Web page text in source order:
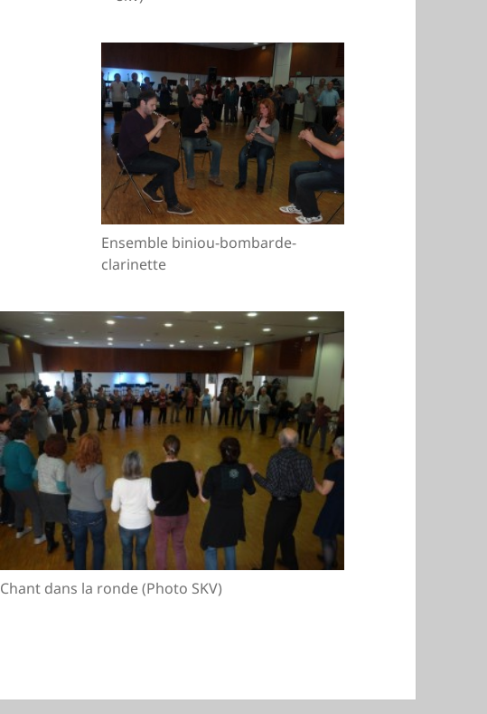
Ensemble biniou-bombarde-
clarinette
Chant dans la ronde (Photo SKV)